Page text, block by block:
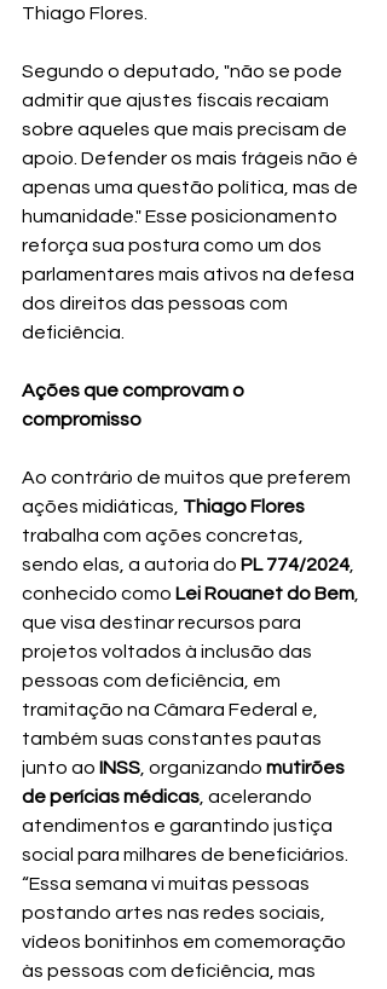
Thiago Flores.
Segundo o deputado, "não se pode
admitir que ajustes fiscais recaiam
sobre aqueles que mais precisam de
apoio. Defender os mais frágeis não é
apenas uma questão política, mas de
humanidade." Esse posicionamento
reforça sua postura como um dos
parlamentares mais ativos na defesa
dos direitos das pessoas com
deficiência.
Ações que comprovam o
compromisso
Ao contrário de muitos que preferem
ações midiáticas, Thiago Flores
trabalha com ações concretas,
sendo elas, a autoria do PL 774/2024,
conhecido como Lei Rouanet do Bem,
que visa destinar recursos para
projetos voltados à inclusão das
pessoas com deficiência, em
tramitação na Câmara Federal e,
também suas constantes pautas
junto ao INSS, organizando mutirões
de perícias médicas, acelerando
atendimentos e garantindo justiça
social para milhares de beneficiários.
“Essa semana vi muitas pessoas
postando artes nas redes sociais,
vídeos bonitinhos em comemoração
às pessoas com deficiência, mas